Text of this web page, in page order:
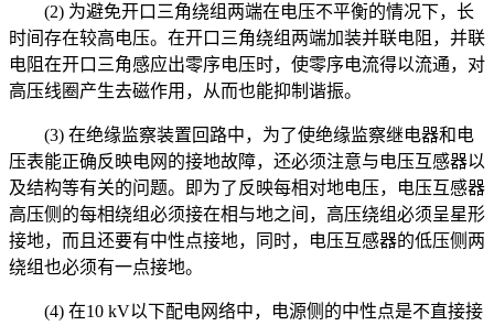
(2) 为避免开口三角绕组两端在电压不平衡的情况下，长
时间存在较高电压。在开口三角绕组两端加装并联电阻，并联
电阻在开口三角感应出零序电压时，使零序电流得以流通，对
高压线圈产生去磁作用，从而也能抑制谐振。
(3) 在绝缘监察装置回路中，为了使绝缘监察继电器和电
压表能正确反映电网的接地故障，还必须注意与电压互感器以
及结构等有关的问题。即为了反映每相对地电压，电压互感器
高压侧的每相绕组必须接在相与地之间，高压绕组必须呈星形
接地，而且还要有中性点接地，同时，电压互感器的低压侧两
绕组也必须有一点接地。
(4) 在10 kV以下配电网络中，电源侧的中性点是不直接接